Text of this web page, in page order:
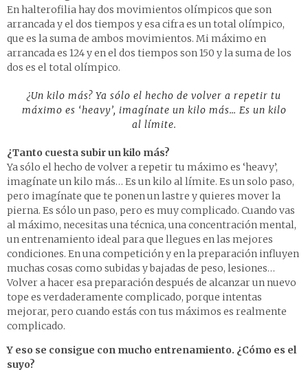
En halterofilia hay dos movimientos olímpicos que son
arrancada y el dos tiempos y esa cifra es un total olímpico,
que es la suma de ambos movimientos. Mi máximo en
arrancada es 124 y en el dos tiempos son 150 y la suma de los
dos es el total olímpico.
¿Un kilo más? Ya sólo el hecho de volver a repetir tu
máximo es ‘heavy’, imagínate un kilo más… Es un kilo
al límite.
¿Tanto cuesta subir un kilo más?
Ya sólo el hecho de volver a repetir tu máximo es ‘heavy’,
imagínate un kilo más… Es un kilo al límite. Es un solo paso,
pero imagínate que te ponen un lastre y quieres mover la
pierna. Es sólo un paso, pero es muy complicado. Cuando vas
al máximo, necesitas una técnica, una concentración mental,
un entrenamiento ideal para que llegues en las mejores
condiciones. En una competición y en la preparación influyen
muchas cosas como subidas y bajadas de peso, lesiones…
Volver a hacer esa preparación después de alcanzar un nuevo
tope es verdaderamente complicado, porque intentas
mejorar, pero cuando estás con tus máximos es realmente
complicado.
Y eso se consigue con mucho entrenamiento. ¿Cómo es el
suyo?